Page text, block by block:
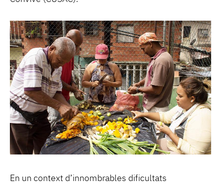
En un context d’innombrables dificultats